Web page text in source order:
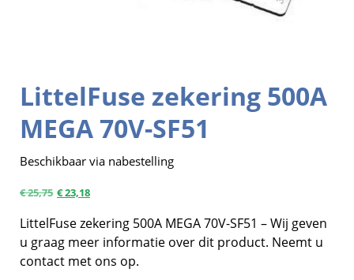
LittelFuse zekering 500A
MEGA 70V-SF51
Beschikbaar via nabestelling
€25,75 €23,18
LittelFuse zekering 500A MEGA 70V-SF51 – Wij geven
u graag meer informatie over dit product. Neemt u
contact met ons op.